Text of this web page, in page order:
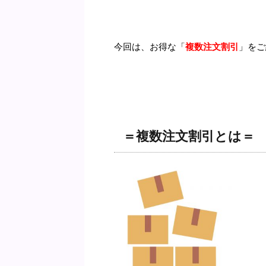
今回は、お得な「複数注文割引 」を
＝複数注文割引とは＝